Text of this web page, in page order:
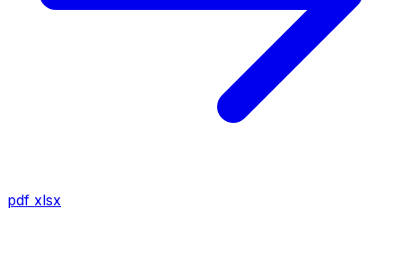
pdf xlsx